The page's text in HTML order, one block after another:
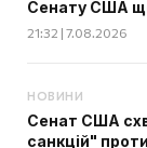
Сенату США
21:32 | 7.08.2026
НОВИНИ
Сенат США
санкцій"